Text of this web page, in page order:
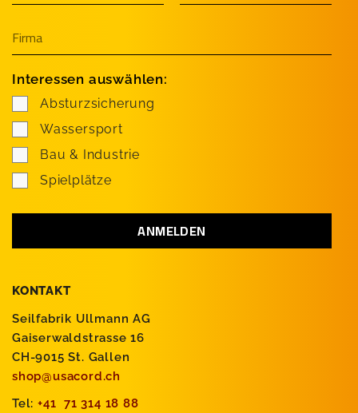
KONTAKT
Seilfabrik Ullmann AG
Gaiserwaldstrasse 16
CH-9015 St. Gallen
shop@usacord.ch
Tel: +41 71 314 18 88
Interessen auswählen:
Absturzsicherung
Wassersport
Bau & Industrie
Spielplätze